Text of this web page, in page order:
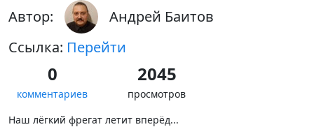
Автор:
Андрей Баитов
Ссылка: Перейти
0
комментариев
2045
просмотров
Наш лёгкий фрегат летит вперёд...